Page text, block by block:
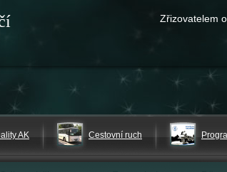
Zřizovatelem
AK Cestovní ruch